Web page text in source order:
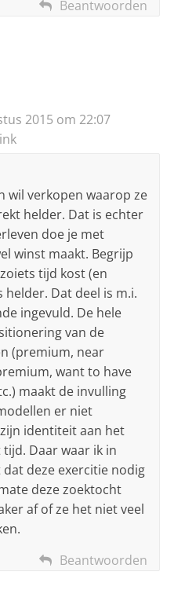
Beantwoorden
2015 om 22:07
wil verkopen waarop ze
helder. Dat is echter
doe je met
winst maakt. Begrijp
tijd kost (en
helder. Dat deel is m.i.
ingevuld. De hele
van de
(premium, near
want to have
maakt de invulling
er niet
identiteit aan het
Daar waar ik in
deze exercitie nodig
deze zoektocht
af of ze het niet veel
Beantwoorden